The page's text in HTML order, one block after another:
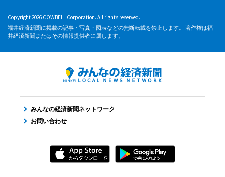
Copyright 2026 COWBELL Corporation. All rights reserved.
福井経済新聞に掲載の記事・写真・図表などの無断転載を禁止します。 著作権は福
井経済新聞またはその情報提供者に属します。
みんなの経済新聞ネットワーク
お問い合わせ